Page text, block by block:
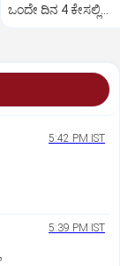
ಒಂದೇ ದಿನ 4 ಕೇಸಲ್ಲಿ
5:42 PM IST
5:39 PM IST